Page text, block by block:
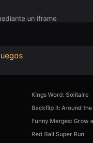
un iframe
Kings Word: Solitaire
Backflip It: Around
Funny Merges: Grow
Red Ball Super Run